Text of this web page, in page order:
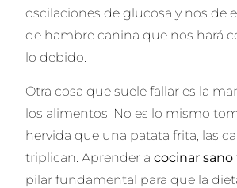
oscilaciones de glucosa y nos de
de hambre canina que nos hará
lo debido.
Otra cosa que suele fallar es la
los alimentos. No es lo mismo
hervida que una patata frita, las
triplican. Aprender acocinar sano
pilar fundamental para que la